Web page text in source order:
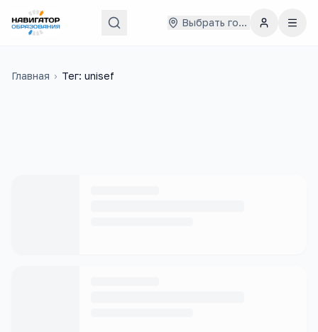
Выбрать город
Главная › Тег: unisef